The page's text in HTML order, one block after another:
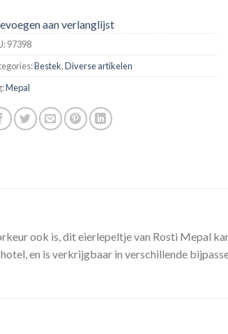
aan verlanglijst
97398
Bestek,Diverse artikelen
Mepal
ook is, dit eierlepeltje van Rosti Mepal
en is verkrijgbaar in verschillende